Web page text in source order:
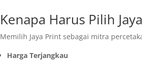
Kenapa Harus Pilih
Memilih Jaya Print sebagai mitra
Harga Terjangkau